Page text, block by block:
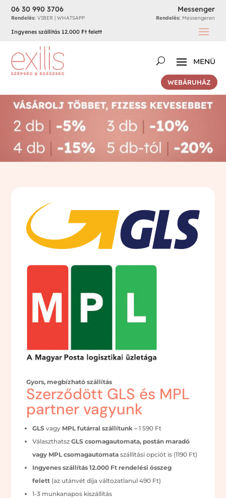
06 30 990 3706
Rendelés: VIBER | WHATSAPP
Messenger
Rendelés: Messengeren
Ingyenes szállítás 12.000 Ft felett
WEBÁRUHÁZ
Gyors, megbízható szállítás
Szerződött GLS és MPL
partner vagyunk
GLSvagy MPL futárral szállítunk –1 590 Ft
VálaszthatszGLS csomagautomata, postán maradó
vagy MPL csomagautomata szállítási opciót is (1190 Ft)
Ingyenes szállítás 12.000 Ft rendelési összeg
felett (az utánvét díja változatlanul 490 Ft)
1-3 munkanapos kiszállítás